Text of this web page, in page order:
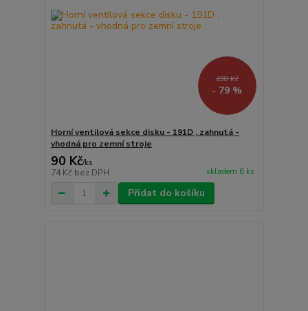
438 Kč
- 79 %
Horní ventilová sekce disku - 191D , zahnutá -
vhodná pro zemní stroje
90 Kč/ks
74 Kč bez DPH skladem 6 ks
Přidat do košíku